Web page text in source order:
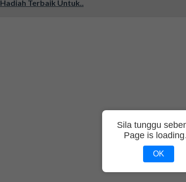
Hadiah Terbaik Untuk..
Sila tunggu
Page is
OK